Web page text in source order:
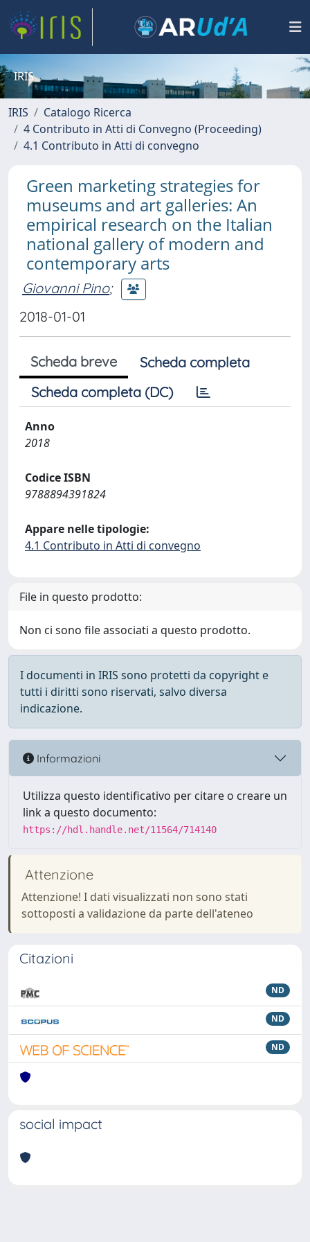
IRIS
IRIS
Catalogo Ricerca
4 Contributo in Atti di Convegno (Proceeding)
4.1 Contributo in Atti di convegno
Green marketing strategies for
museums and art galleries: An
empirical research on the Italian
national gallery of modern and
contemporary arts
Giovanni Pino;
2018-01-01
Scheda breve
Scheda completa
Scheda completa (DC)
Anno
2018
Codice ISBN
9788894391824
Appare nelle tipologie:
4.1 Contributo in Atti di convegno
File in questo prodotto:
Non ci sono file associati a questo prodotto.
I documenti in IRIS sono protetti da copyright e
tutti i diritti sono riservati, salvo diversa
indicazione.
Informazioni
Utilizza questo identificativo per citare o creare un
link a questo documento:
https://hdl.handle.net/11564/714140
Attenzione
Attenzione! I dati visualizzati non sono stati
sottoposti a validazione da parte dell'ateneo
Citazioni
ND
ND
ND
social impact